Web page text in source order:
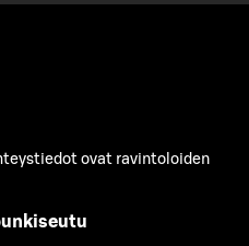
ovat ravintoloiden